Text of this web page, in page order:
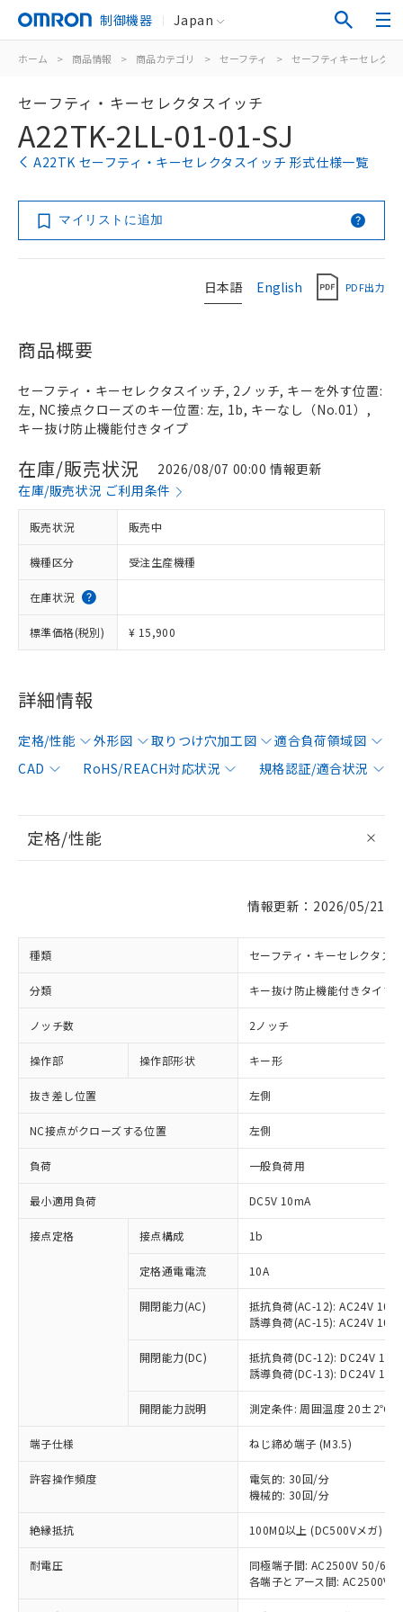
制御機器 Japan
ホーム > 商品情報 > 商品カテゴリ > セーフティ > セーフティキーセレク
セーフティ・キーセレクタスイッチ
A22TK-2LL-01-01-SJ
A22TK セーフティ・キーセレクタスイッチ 形式仕様一覧
マイリストに追加
日本語 English PDF出力
商品概要
セーフティ・キーセレクタスイッチ, 2ノッチ, キーを外す位置:
左, NC接点クローズのキー位置: 左, 1b, キーなし（No.01）,
キー抜け防止機能付きタイプ
在庫/販売状況
2026/08/07 00:00 情報更新
在庫/販売状況 ご利用条件
販売状況 販売中
機種区分 受注生産機種
在庫状況
標準価格(税別) ¥ 15,900
詳細情報
定格/性能 外形図 取りつけ穴加工図
適合負荷領域図
CAD
RoHS/REACH対応状況 規格認証/適合状況
定格/性能
情報更新：2026/05/21
種類 セーフティ・キーセレクタス
分類 キー抜け防止機能付きタイプ
ノッチ数 2ノッチ
操作部 操作部形状 キー形
抜き差し位置 左側
NC接点がクローズする位置 左側
負荷 一般負荷用
最小適用負荷 DC5V 10mA
接点定格 接点構成 1b
定格通電電流 10A
開閉能力(AC)
抵抗負荷(AC-12): AC24V
誘導負荷(AC-15): AC24V
開閉能力(DC)
抵抗負荷(DC-12): DC24V
誘導負荷(DC-13): DC24V
開閉能力説明 測定条件: 周囲温度 20±2℃
端子仕様 ねじ締め端子 (M3.5)
許容操作頻度
電気的: 30回/分
機械的: 30回/分
絶縁抵抗 100MΩ以上 (DC500Vメガ)
耐電圧
同極端子間: AC2500V 50/
各端子とアース間: AC2500V
以下の条件をお読みいただき、同意のうえ
本サービスは、当社制御機器事業取扱
対応済み：EU RoHS指令（10物質）の
非含有に対応した製品が提供可能な商品で
対応予定：EU RoHS指令（10物質）の非含
有に対応した製品に切り替える予定のある
対応予定なし：EU RoHS指令（10物質）の
非含有に非対応の商品で、対応品を出す予
調査・確認中：EU RoHS指令（10物質）の